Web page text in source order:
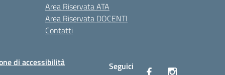
Area Riservata ATA
Area Riservata DOCENTI
Contatti
di accessibilità
Seguici